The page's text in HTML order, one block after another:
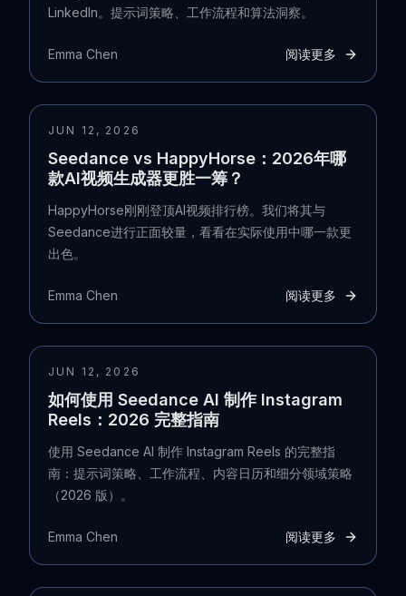
LinkedIn。提示词策略、工作流程和算法洞察。
Emma Chen 阅读更多
JUN 12, 2026
Seedance vs HappyHorse：2026年哪
款AI视频生成器更胜一筹？
HappyHorse刚刚登顶AI视频排行榜。我们将其与
Seedance进行正面较量，看看在实际使用中哪一款更
出色。
Emma Chen 阅读更多
JUN 12, 2026
如何使用 Seedance AI 制作 Instagram
Reels：2026 完整指南
使用 Seedance AI 制作 Instagram Reels 的完整指
南：提示词策略、工作流程、内容日历和细分领域策略
（2026 版）。
Emma Chen 阅读更多